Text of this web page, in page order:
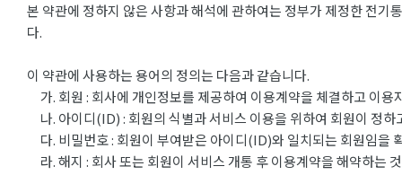
본 약관에 정하지 않은 사항과 해석에 관하여는 정부가 제정한 전
다.
이 약관에 사용하는 용어의 정의는 다음과 같습니다.
가. 회원 : 회사에 개인정보를 제공하여 이용계약을 체결하고 이
나. 아이디(ID) : 회원의 식별과 서비스 이용을 위하여 회원이 정
다. 비밀번호 : 회원이 부여받은 아이디(ID)와 일치되는 회원임을
라. 해지 : 회사 또는 회원이 서비스 개통 후 이용계약을 해약하는